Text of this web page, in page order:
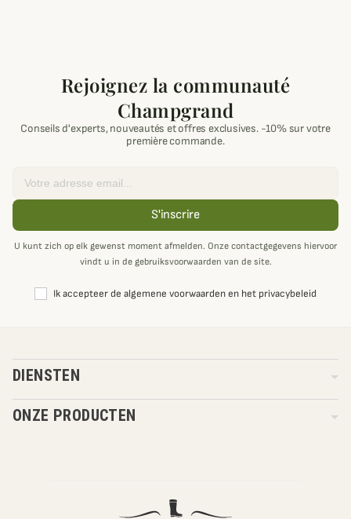
Rejoignez la communauté
Champgrand
Conseils d'experts, nouveautés et offres exclusives. -10% sur votre
première commande.
S'inscrire
U kunt zich op elk gewenst moment afmelden. Onze contactgegevens hiervoor
vindt u in de gebruiksvoorwaarden van de site.
Ik accepteer de algemene voorwaarden en het privacybeleid
DIENSTEN
ONZE PRODUCTEN